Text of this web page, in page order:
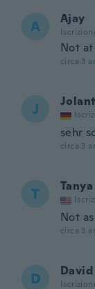
A Ajay
Not
circa 3
J
sehr
circa 3
T Tanya
Not
circa 3
D David